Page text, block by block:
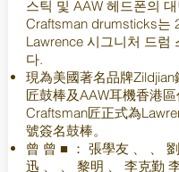
스틱 및 AAW 헤드폰의
Craftsman drumsticks는
Lawrence 시그니처 드럼
다.
現為美國著名品牌
匠鼓棒及AAW耳機香港
Craftsman匠正式為
號簽名鼓棒。
曾 曾 ■ ： 張學友 、 、
迅 、 、 黎明 、 李克勤